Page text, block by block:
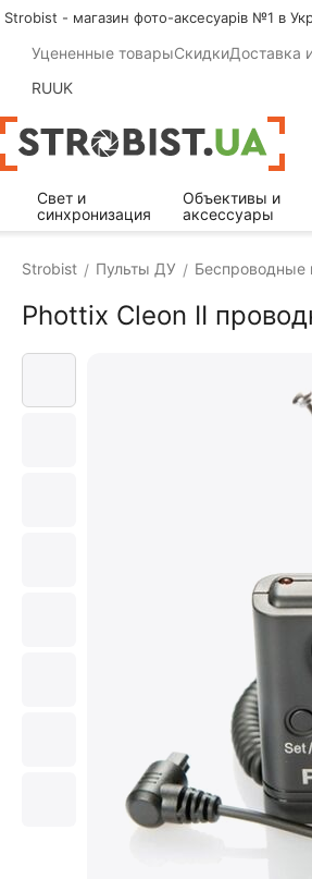
Strobist - магазин фото-аксесуарів №1 в
Уцененные товарыСкидкиДоставка
RUUK
Свет и
синхронизация
Объективы и
аксессуары
Strobist / Пульты ДУ / Беспроводные
Phottix Cleon II